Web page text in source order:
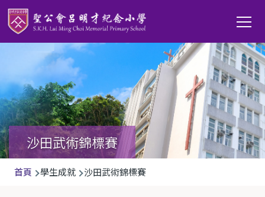
移至主內容
Main
沙田武術錦標賽
導
首頁 學生成就 沙田武術錦標賽